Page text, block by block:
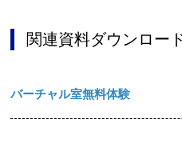
関連資料ダウンロー
バーチャル室無料体験